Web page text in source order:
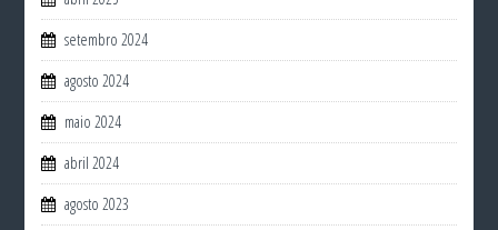
setembro 2024
agosto 2024
maio 2024
abril 2024
agosto 2023